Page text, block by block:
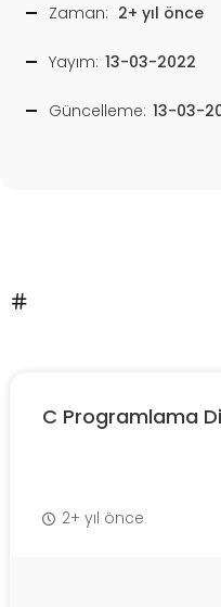
Zaman: 2+ yıl önce
Yayım: 13-03-2022
Güncelleme: 13-03-
C Programlama
2+ yıl önce